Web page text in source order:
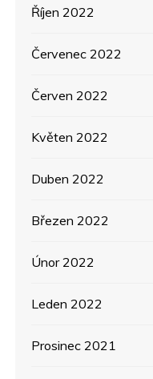
Říjen 2022
Červenec 2022
Červen 2022
Květen 2022
Duben 2022
Březen 2022
Únor 2022
Leden 2022
Prosinec 2021